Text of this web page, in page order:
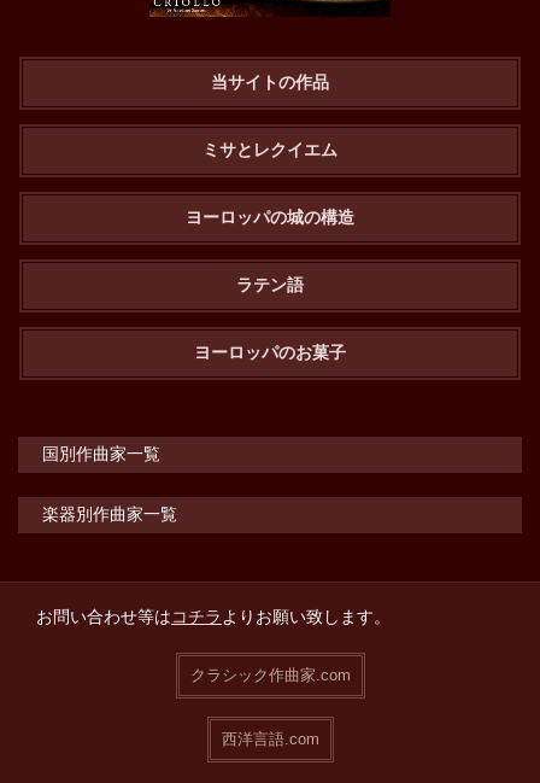
当サイトの作品
ミサとレクイエム
ヨーロッパの城の構造
ラテン語
ヨーロッパのお菓子
国別作曲家一覧
楽器別作曲家一覧
お問い合わせ等はコチラよりお願い致します。
クラシック作曲家.com
西洋言語.com